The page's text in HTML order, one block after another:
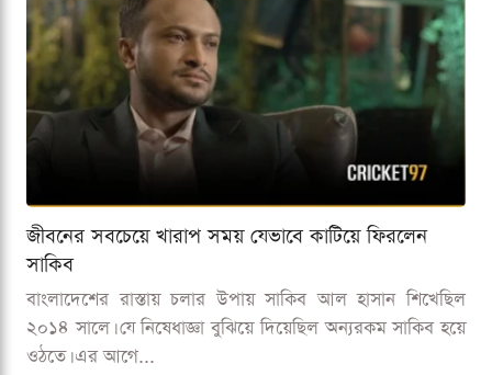
জীবনের সবচেয়ে খারাপ সময় যেভাবে কাটিয়ে ফিরলেন
সাকিব
বাংলাদেশের রাস্তায় চলার উপায় সাকিব আল হাসান শিখেছিল
২০১৪ সালে। যে নিষেধাজ্ঞা বুঝিয়ে দিয়েছিল অন্যরকম সাকিব হয়ে
ওঠতে। এর আগে...